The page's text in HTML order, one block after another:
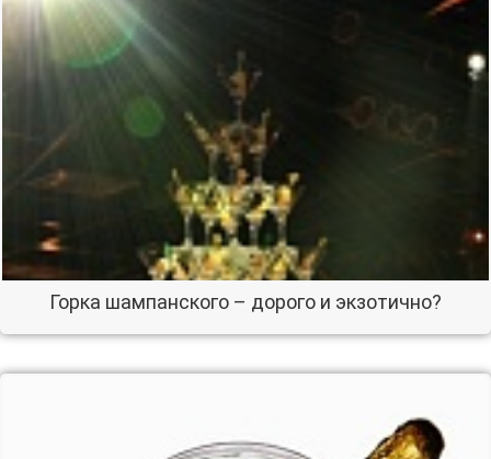
Горка шампанского – дорого и экзотично?